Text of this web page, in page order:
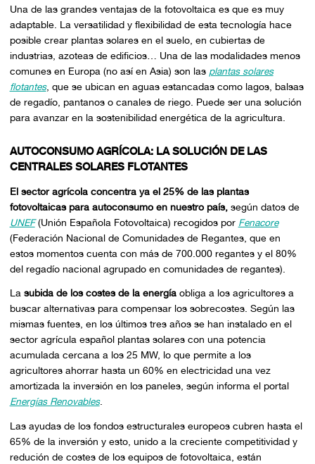
Una de las grandes ventajas de la fotovoltaica es que es muy
adaptable. La versatilidad y flexibilidad de esta tecnología hace
posible crear plantas solares en el suelo, en cubiertas de
industrias, azoteas de edificios… Una de las modalidades menos
comunes en Europa (no así en Asia) son las plantas solares
flotantes, que se ubican en aguas estancadas como lagos, balsas
de regadío, pantanos o canales de riego. Puede ser una solución
para avanzar en la sostenibilidad energética de la agricultura.
AUTOCONSUMO AGRÍCOLA: LA SOLUCIÓN DE LAS
CENTRALES SOLARES FLOTANTES
El sector agrícola concentra ya el 25% de las plantas
fotovoltaicas para autoconsumo en nuestro país,según datos de
UNEF(Unión Española Fotovoltaica) recogidos por Fenacore
(Federación Nacional de Comunidades de Regantes, que en
estos momentos cuenta con más de 700.000 regantes y el 80%
del regadío nacional agrupado en comunidades de regantes).
La subida de los costes de la energíaobliga a los agricultores a
buscar alternativas para compensar los sobrecostes. Según las
mismas fuentes, en los últimos tres años se han instalado en el
sector agrícula español plantas solares con una potencia
acumulada cercana a los 25 MW, lo que permite a los
agricultores ahorrar hasta un 60% en electricidad una vez
amortizada la inversión en los paneles, según informa el portal
Energías Renovables.
Las ayudas de los fondos estructurales europeos cubren hasta el
65% de la inversión y esto, unido a la creciente competitividad y
redución de costes de los equipos de fotovoltaica, están